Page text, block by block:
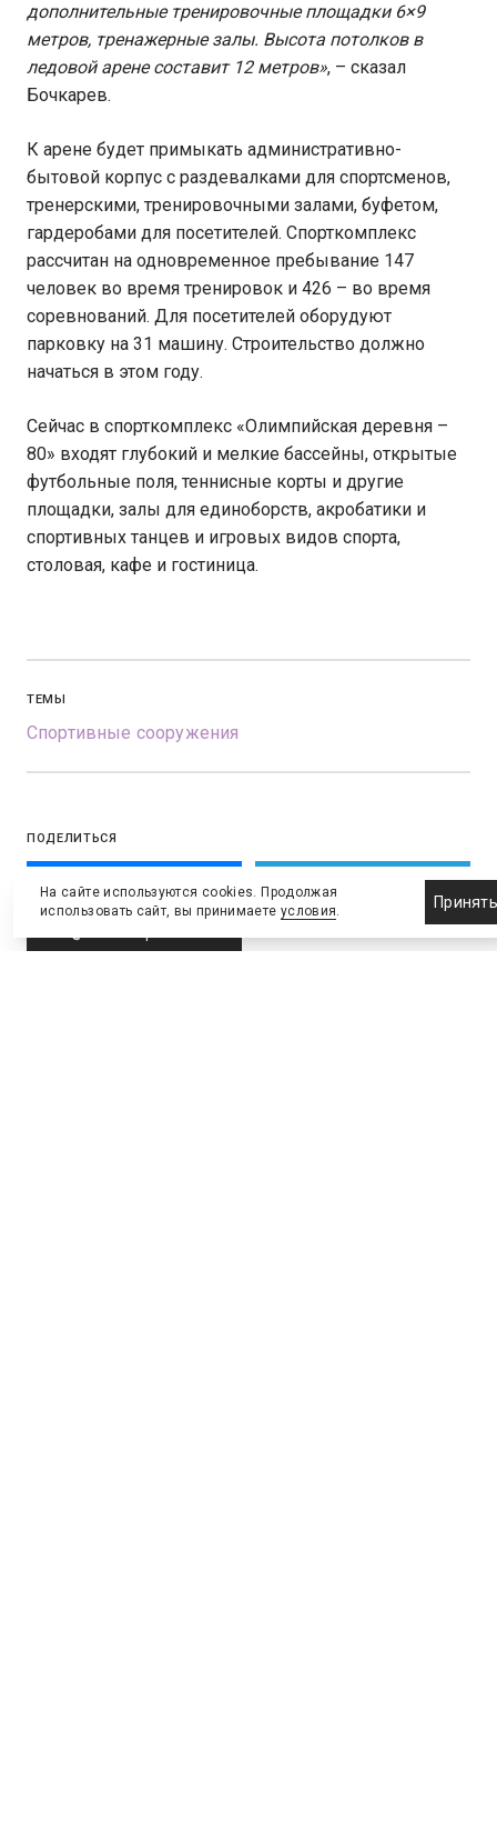
дополнительные тренировочные площадки 6×9
метров, тренажерные залы. Высота потолков в
ледовой арене составит 12 метров», – сказал
Бочкарев.
К арене будет примыкать административно-
бытовой корпус с раздевалками для спортсменов,
тренерскими, тренировочными залами, буфетом,
гардеробами для посетителей. Спорткомплекс
рассчитан на одновременное пребывание 147
человек во время тренировок и 426 – во время
соревнований. Для посетителей оборудуют
парковку на 31 машину. Строительство должно
начаться в этом году.
Сейчас в спорткомплекс «Олимпийская деревня –
80» входят глубокий и мелкие бассейны, открытые
футбольные поля, теннисные корты и другие
площадки, залы для единоборств, акробатики и
спортивных танцев и игровых видов спорта,
столовая, кафе и гостиница.
ТЕМЫ
Спортивные сооружения
ПОДЕЛИТЬСЯ
На сайте используются cookies. Продолжая
использовать сайт, вы принимаете условия.
Принять